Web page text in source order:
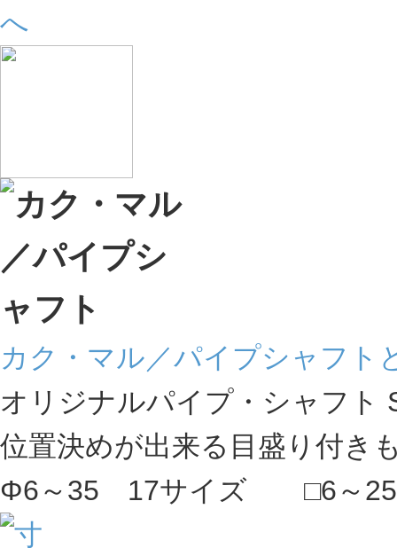
カク・マル／パイプシャフト
オリジナルパイプ・シャフト
位置決めが出来る目盛り付き
Φ6～35 17サイズ □6～